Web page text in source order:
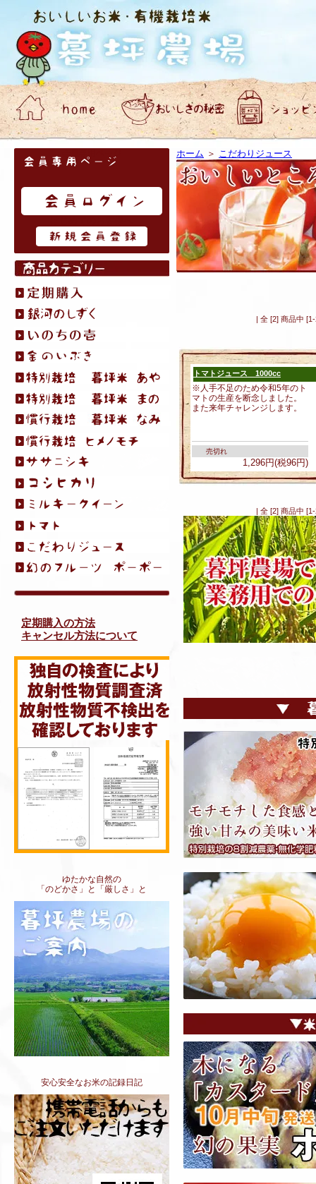
ホーム ＞ こだわりジュース
| 全 [2] 商品中
トマトジュース 1000cc
※人手不足のため令和5年のト
マトの生産を断念しました。
また来年チャレンジします。
売切れ
1,296円(税96円)
| 全 [2] 商品中
定期購入の方法
キャンセル方法について
ゆたかな自然の
「のどかさ」と「厳しさ」と
安心安全なお米の記録日記